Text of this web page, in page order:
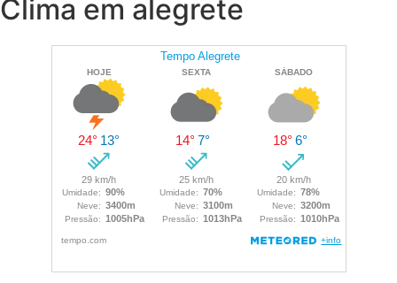
Clima em alegrete